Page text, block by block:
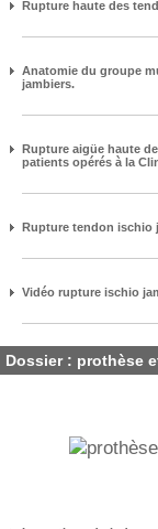
Rupture haute des
Anatomie du groupe
jambiers.
Rupture aigüe haute
patients opérés à la
Rupture tendon ischio
Vidéo rupture ischio
Dossier : prothèse